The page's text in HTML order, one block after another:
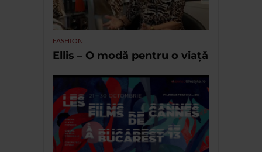
FASHION
Ellis – O modă pentru o viață